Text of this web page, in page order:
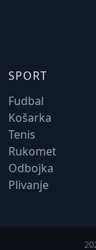
SPORT
Fudbal
Košarka
Tenis
Rukomet
Odbojka
Plivanje